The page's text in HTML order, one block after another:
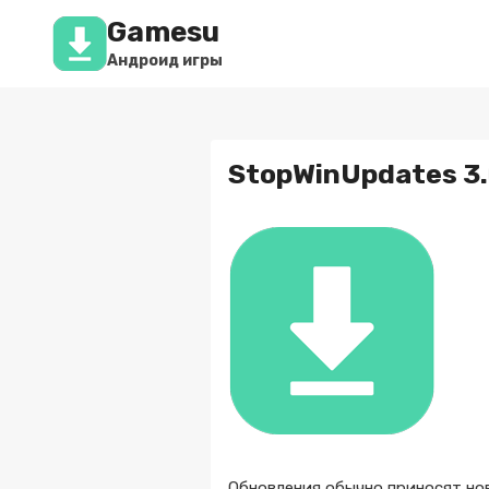
Перейти
содержимому
Gamesu
Андроид игры
StopWinUpdates